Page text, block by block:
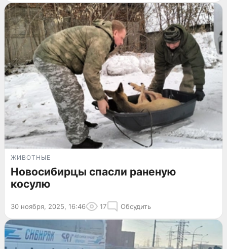
ЖИВОТНЫЕ
Новосибирцы спасли раненую
косулю
30 ноября, 2025, 16:46 17 Обсудить